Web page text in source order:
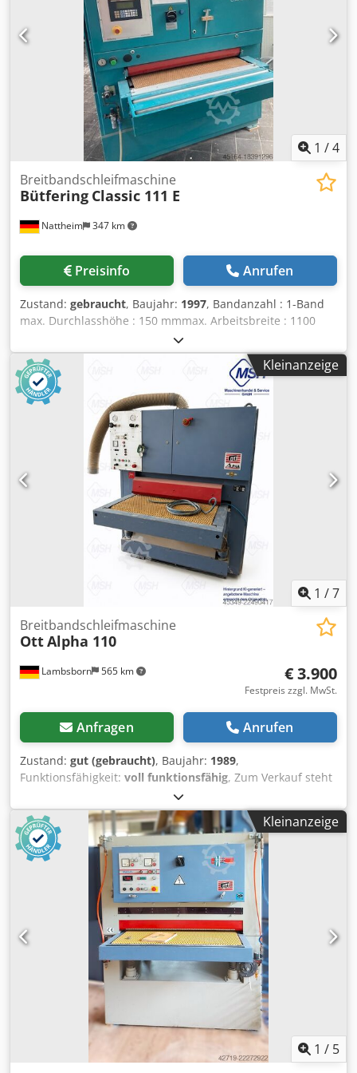
Bandabblasung : Ja Vakuumteppich : Ja Dkedpfx Aovvki
Nsfaer Lagerort: Nattheim
1 /4
Nattheim 347 km
Breitbandschleifmaschine
Bütfering Classic 111 E
Preisinfo Anrufen
Zustand: gebraucht, Baujahr: 1997, Bandanzahl : 1-Band
max. Durchlasshöhe : 150 mmmax. Arbeitsbreite : 1100
mm1. Aggregat: : Kombiaggregat Durchmesser 1. Walze :
Stahlwalze Ausführung 1. Aggregat : Walz/Schuhaggregat
Schleifschuh 1. Aggregat : elektronische Einzelglieder
Segmentbreite 50 mmSchleifbandlänge 1. Aggregat : 1900
mmSchleifbandbreite 1. Aggregat : 1120 mm Motor. KW
Vorschubgeschwindikeit 4 und 8 m/min2. Aggregat :
Staubbürste Gewicht ca. : 2000 kgAbmessung : 1800 x 1450
x 2120 mm Lagerort: Nattheim Dksdpfx Ajvvkkaofajr
Kleinanzeige
1 /7
Lambsborn 565 km
Breitbandschleifmaschine
OttAlpha 110
€ 3.900
Festpreis zzgl. MwSt.
Anfragen Anrufen
Zustand: gut (gebraucht), Baujahr: 1989,
Funktionsfähigkeit: voll funktionsfähig, Zum Verkauf steht
eine OTT Alpha Breitbandschleifmaschine in robuster
Industrieausführung. Die Maschine eignet sich
hervorragend für Kalibrier- und Feinschliffarbeiten an
Massivholz, Furnier, MDF, Spanplatten und weiteren
Holzwerkstoffen. Die bewährte OTT-Technik überzeugt
durch ihre stabile Bauweise und zuverlässige
Schleifergebnisse. Hersteller: OTT Typ: Alpha 110
Breitbandschleifmaschine Kalibrier- und
Feinschliffmaschine Robuste Industrieausführung Maße in
mm: 1860B x 1970T x 2100H 1100mm Arbeitsbreite max.
Werkstückstärke 1600, min. 3mm Schleifband 2150 x
1120mm 4 + 8 m /min Vorschub 11 kW Motor 10 Liter/min
Gewicht: 2500kg Vorschubband mit Gummiauflage
Schleifaggregat mit Breitband Pneumatische
Bandspannung Pneumatische Schleifschuhsteuerung
Bedienfeld mit übersichtlicher Maschinensteuerung
Amperemeter zur Belastungskontrolle Druckanzeigen für
Kleinanzeige
1 / 5